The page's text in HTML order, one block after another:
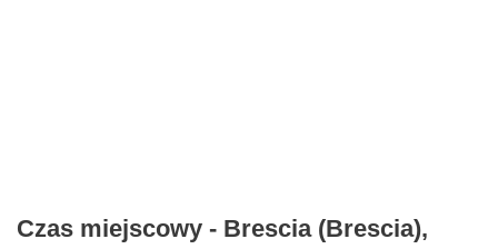
Czas miejscowy - Brescia (Brescia),